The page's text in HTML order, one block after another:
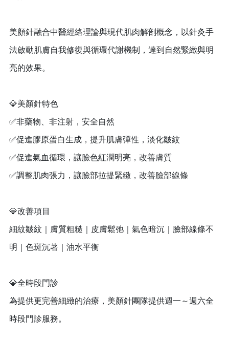
美顏針融合中醫經絡理論與現代肌肉解剖概念，以針灸手
法啟動肌膚自我修復與循環代謝機制，達到自然緊緻與明
亮的效果。
💎美顏針特色
✅非藥物、非注射，安全自然
✅促進膠原蛋白生成，提升肌膚彈性，淡化皺紋
✅促進氣血循環，讓臉色紅潤明亮，改善膚質
✅調整肌肉張力，讓臉部拉提緊緻，改善臉部線條
💎改善項目
細紋皺紋｜膚質粗糙｜皮膚鬆弛｜氣色暗沉｜臉部線條不
明｜色斑沉著｜油水平衡
💎全時段門診
為提供更完善細緻的治療，美顏針團隊提供週一～週六全
時段門診服務。